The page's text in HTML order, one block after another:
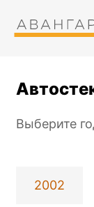
Выберите
2002